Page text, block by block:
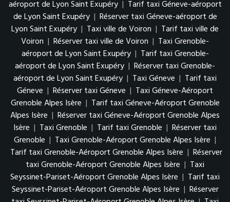
aéroport de Lyon Saint Exupéry | Tarif taxi Géneve-aéroport
de Lyon Saint Exupéry | Réserver taxi Géneve-aéroport de
Lyon Saint Exupéry | Taxi ville de Voiron | Tarif taxi ville de
Voiron | Réserver taxi ville de Voiron | Taxi Grenoble-
aéroport de Lyon Saint Exupéry | Tarif taxi Grenoble-
aéroport de Lyon Saint Exupéry | Réserver taxi Grenoble-
aéroport de Lyon Saint Exupéry | Taxi Géneve | Tarif taxi
Géneve | Réserver taxi Géneve | Taxi Géneve-Aéroport
Grenoble Alpes Isère | Tarif taxi Géneve-Aéroport Grenoble
Alpes Isère | Réserver taxi Géneve-Aéroport Grenoble Alpes
Isère | Taxi Grenoble | Tarif taxi Grenoble | Réserver taxi
Grenoble | Taxi Grenoble-Aéroport Grenoble Alpes Isère |
Tarif taxi Grenoble-Aéroport Grenoble Alpes Isère | Réserver
taxi Grenoble-Aéroport Grenoble Alpes Isère | Taxi
Seyssinet-Pariset-Aéroport Grenoble Alpes Isère | Tarif taxi
Seyssinet-Pariset-Aéroport Grenoble Alpes Isère | Réserver